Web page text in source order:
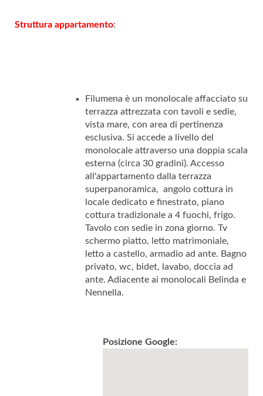
Struttura appartamento:
Filumena è un monolocale affacciato su
terrazza attrezzata con tavoli e sedie,
vista mare, con area di pertinenza
esclusiva. Si accede a livello del
monolocale attraverso una doppia scala
esterna (circa 30 gradini). Accesso
all'appartamento dalla terrazza
superpanoramica, angolo cottura in
locale dedicato e finestrato, piano
cottura tradizionale a 4 fuochi, frigo.
Tavolo con sedie in zona giorno. Tv
schermo piatto, letto matrimoniale,
letto a castello, armadio ad ante. Bagno
privato, wc, bidet, lavabo, doccia ad
ante. Adiacente ai monolocali Belinda e
Nennella.
Posizione Google: